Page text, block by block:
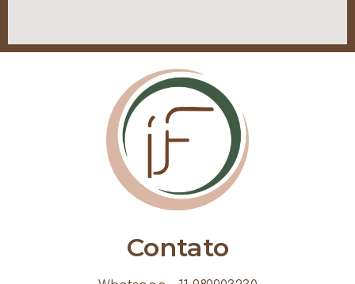
Contato